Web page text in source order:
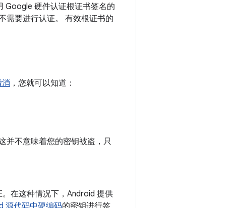
Google 硬件认证根证书签名的
需要进行认证。 有效根证书的
消 ，您就可以知道：
并不意味着您的密钥被盗，只
在这种情况下，Android 提供
源代码中硬编码的密钥进行签